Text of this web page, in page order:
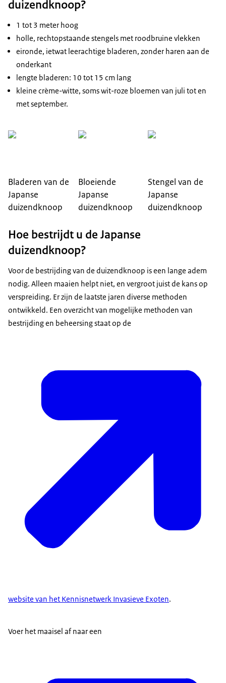
duizendknoop?
1 tot 3 meter hoog
holle, rechtopstaande stengels met roodbruine vlekken
eironde, ietwat leerachtige bladeren, zonder haren aan de
onderkant
lengte bladeren: 10 tot 15 cm lang
kleine crème-witte, soms wit-roze bloemen van juli tot en
met september.
Bladeren van de
Japanse
duizendknoop
Bloeiende
Japanse
duizendknoop
Stengel van de
Japanse
duizendknoop
Hoe bestrijdt u de Japanse
duizendknoop?
Voor de bestrijding van de duizendknoop is een lange adem
nodig. Alleen maaien helpt niet, en vergroot juist de kans op
verspreiding. Er zijn de laatste jaren diverse methoden
ontwikkeld. Een overzicht van mogelijke methoden van
bestrijding en beheersing staat op de
website van het Kennisnetwerk Invasieve Exoten.
Voer het maaisel af naar een